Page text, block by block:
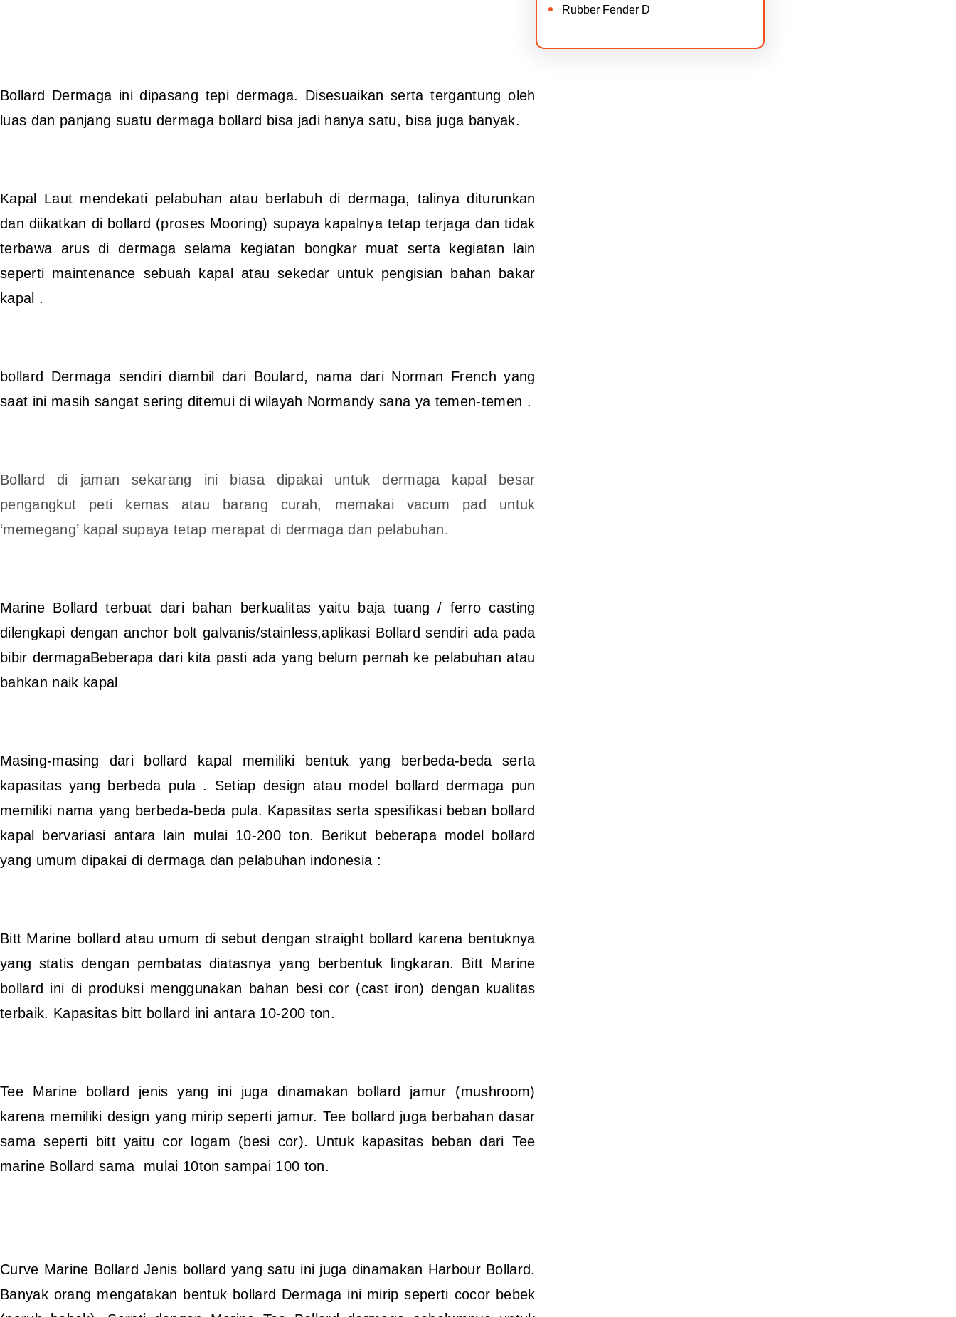
Bollard Dermaga ini dipasang tepi dermaga. Disesuaikan serta tergantung oleh
luas dan panjang suatu dermaga bollard bisa jadi hanya satu, bisa juga banyak.
Kapal Laut mendekati pelabuhan atau berlabuh di dermaga, talinya diturunkan
dan diikatkan di bollard (proses Mooring) supaya kapalnya tetap terjaga dan tidak
terbawa arus di dermaga selama kegiatan bongkar muat serta kegiatan lain
seperti maintenance sebuah kapal atau sekedar untuk pengisian bahan bakar
kapal .
bollard Dermaga sendiri diambil dari Boulard, nama dari Norman French yang
saat ini masih sangat sering ditemui di wilayah Normandy sana ya temen-temen .
Bollard di jaman sekarang ini biasa dipakai untuk dermaga kapal besar
pengangkut peti kemas atau barang curah, memakai vacum pad untuk
‘memegang’ kapal supaya tetap merapat di dermaga dan pelabuhan.
Marine Bollard terbuat dari bahan berkualitas yaitu baja tuang / ferro casting
dilengkapi dengan anchor bolt galvanis/stainless,aplikasi Bollard sendiri ada pada
bibir dermagaBeberapa dari kita pasti ada yang belum pernah ke pelabuhan atau
bahkan naik kapal
Masing-masing dari bollard kapal memiliki bentuk yang berbeda-beda serta
kapasitas yang berbeda pula . Setiap design atau model bollard dermaga pun
memiliki nama yang berbeda-beda pula. Kapasitas serta spesifikasi beban bollard
kapal bervariasi antara lain mulai 10-200 ton. Berikut beberapa model bollard
yang umum dipakai di dermaga dan pelabuhan indonesia :
Bitt Marine bollard atau umum di sebut dengan straight bollard karena bentuknya
yang statis dengan pembatas diatasnya yang berbentuk lingkaran. Bitt Marine
bollard ini di produksi menggunakan bahan besi cor (cast iron) dengan kualitas
terbaik. Kapasitas bitt bollard ini antara 10-200 ton.
Tee Marine bollard jenis yang ini juga dinamakan bollard jamur (mushroom)
karena memiliki design yang mirip seperti jamur. Tee bollard juga berbahan dasar
sama seperti bitt yaitu cor logam (besi cor). Untuk
kapasitas beban dari Tee
marine Bollard sama mulai 10ton sampai 100 ton.
Curve Marine Bollard Jenis bollard yang satu ini juga dinamakan Harbour Bollard.
Banyak orang mengatakan bentuk bollard Dermaga ini mirip seperti cocor bebek
Rubber Fender D